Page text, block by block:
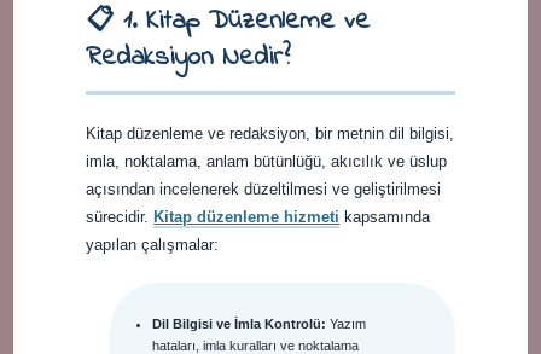
📋 1. Kitap Düzenleme ve
Redaksiyon Nedir?
Kitap düzenleme ve redaksiyon, bir metnin dil bilgisi,
imla, noktalama, anlam bütünlüğü, akıcılık ve üslup
açısından incelenerek düzeltilmesi ve geliştirilmesi
sürecidir.Kitap düzenleme hizmeti kapsamında
yapılan çalışmalar:
Dil Bilgisi ve İmla Kontrolü: Yazım
hataları, imla kuralları ve noktalama